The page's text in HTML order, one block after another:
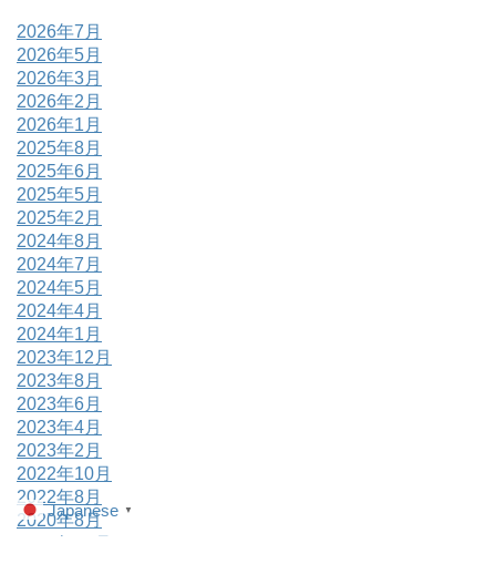
2026年7月
2026年5月
2026年3月
2026年2月
2026年1月
2025年8月
2025年6月
2025年5月
2025年2月
2024年8月
2024年7月
2024年5月
2024年4月
2024年1月
2023年12月
2023年8月
2023年6月
2023年4月
2023年2月
2022年10月
2022年8月
2020年8月
Japanese ▼